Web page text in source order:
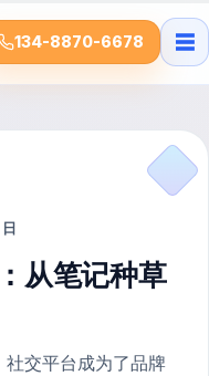
134-8870-6678 ☰
从笔记种草
交平台成为了品牌